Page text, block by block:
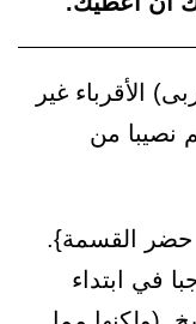
الأقرباء غير
نصيبا من
حضر القسمة}.
في ابتداء